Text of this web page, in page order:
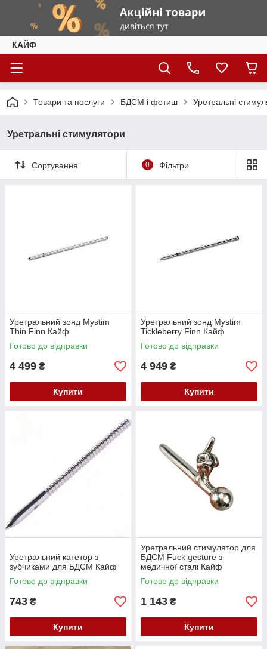
КАЙФ
Товари та послуги БДСМ і фетиш Уретральні
Уретральні стимулятори
Сортування 0 Фільтри
Уретральний зонд Mystim
Thin Finn Кайф
Готово до відправки
4 499 ₴
Купити
Уретральний зонд Mystim
Tickleberry Finn Кайф
Готово до відправки
4 949 ₴
Купити
Уретральний катетор з
зубчиками для БДСМ Кайф
Готово до відправки
743 ₴
Купити
Уретральний стимулятор для
БДСМ Fuck gesture з
медичної сталі Кайф
Готово до відправки
1 143 ₴
Купити